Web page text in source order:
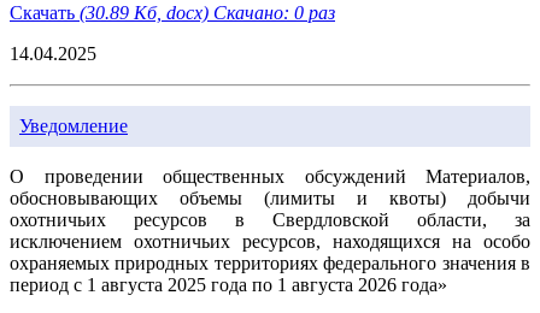
Скачать (30.89 Кб, docx) Скачано: 0 раз
14.04.2025
Уведомление
О проведении общественных обсуждений Материалов,
обосновывающих объемы (лимиты и квоты) добычи
охотничьих ресурсов в Свердловской области, за
исключением охотничьих ресурсов, находящихся на особо
охраняемых природных территориях федерального значения в
период с 1 августа 2025 года по 1 августа 2026 года»